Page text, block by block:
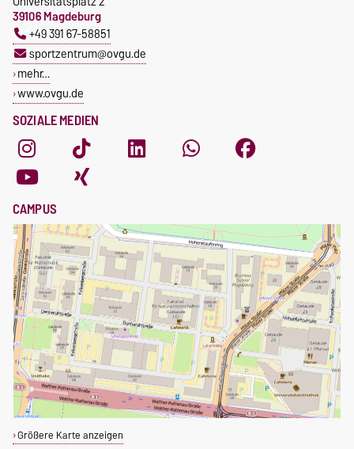
SOZIALE MEDIEN
39106 Magdeburg
+49 391 67-58851
sportzentrum@ovgu.de
mehr…
www.ovgu.de
CAMPUS
Größere Karte anzeigen